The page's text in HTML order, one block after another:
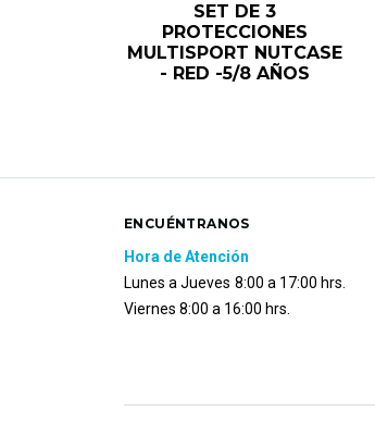
SET DE 3
PROTECCIONES
MULTISPORT NUTCASE
- RED -5/8 AÑOS
ENCUÉNTRANOS
Hora de Atención
Lunes a Jueves 8:00 a 17:00 hrs.
Viernes 8:00 a 16:00 hrs.